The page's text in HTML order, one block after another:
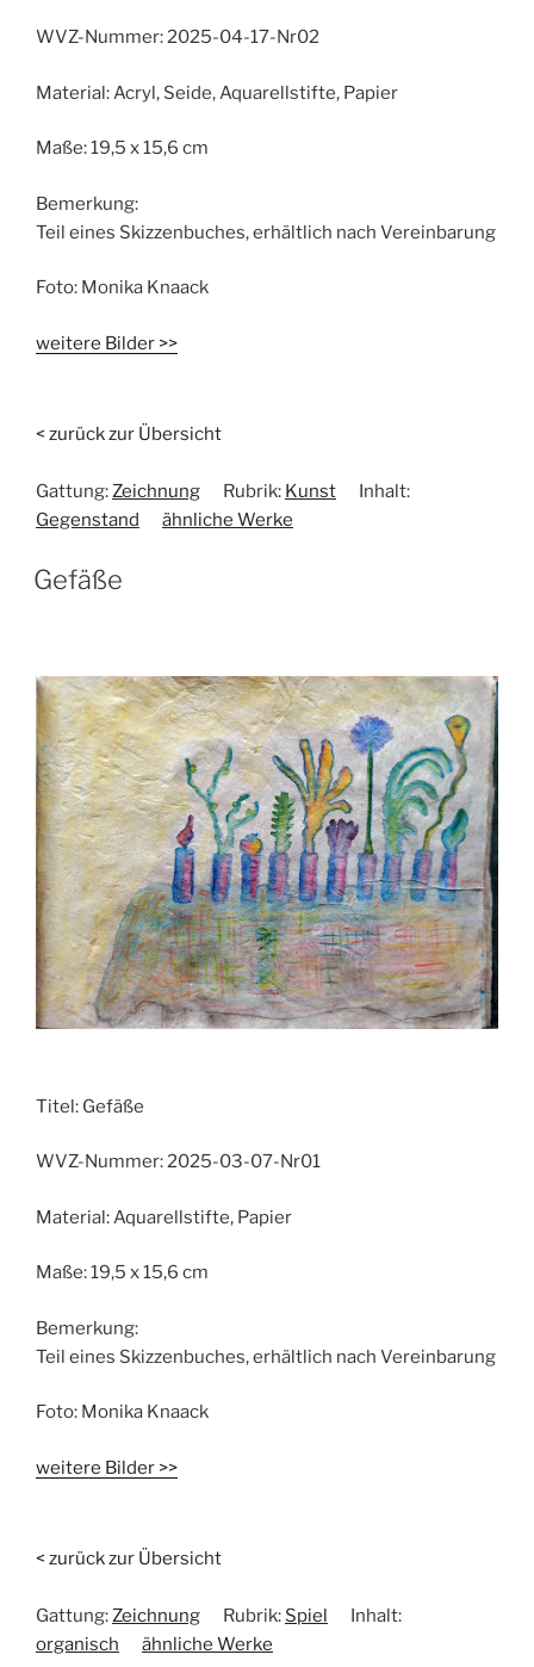
WVZ-Nummer:2025-04-17-Nr02
Material: Acryl, Seide, Aquarellstifte, Papier
Maße:19,5 x 15,6 cm
Bemerkung:
Teil eines Skizzenbuches, erhältlich nach Vereinbarung
Foto: Monika Knaack
weitere Bilder >>
< zurück zur Übersicht
Gattung:Zeichnung Rubrik: Kunst
Inhalt:
Gegenstand
ähnliche Werke
Gefäße
Titel: Gefäße
WVZ-Nummer:2025-03-07-Nr01
Material: Aquarellstifte, Papier
Maße:19,5 x 15,6 cm
Bemerkung:
Teil eines Skizzenbuches, erhältlich nach Vereinbarung
Foto: Monika Knaack
weitere Bilder >>
< zurück zur Übersicht
Gattung:Zeichnung Rubrik: Spiel
Inhalt:
organisch
ähnliche Werke